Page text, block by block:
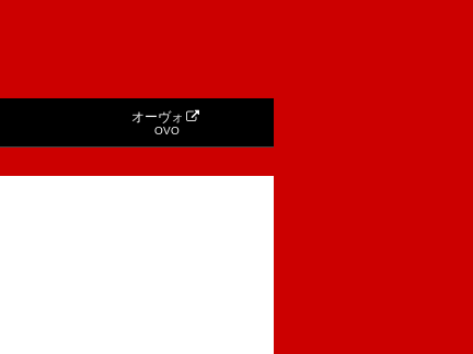
オーヴォ
OVO